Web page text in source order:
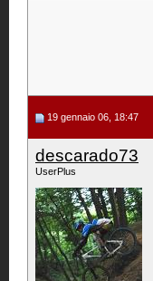
19 gennaio 06, 18:47
descarado73
UserPlus